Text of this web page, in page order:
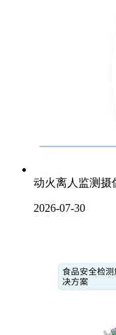
动火离人监测摄
2026-07-30